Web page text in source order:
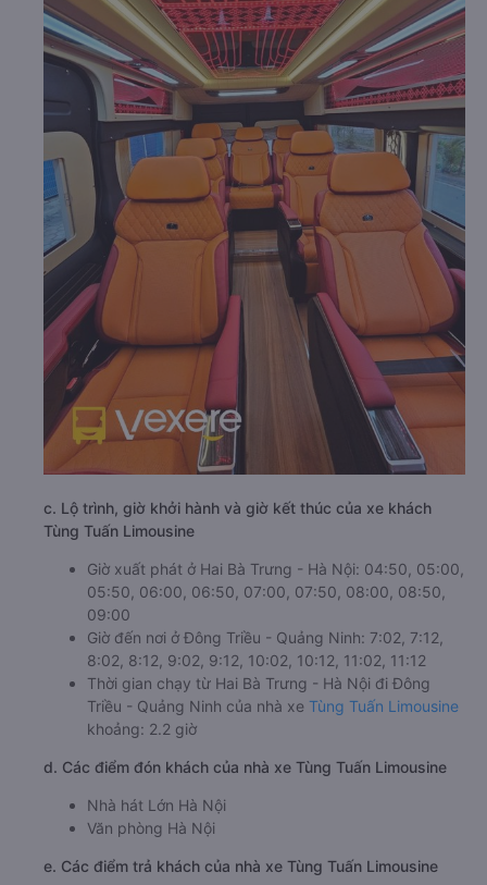
c. Lộ trình, giờ khởi hành và giờ kết thúc của xe khách
Tùng Tuấn Limousine
Giờ xuất phát ở Hai Bà Trưng - Hà Nội: 04:50, 05:00,
05:50, 06:00, 06:50, 07:00, 07:50, 08:00, 08:50,
09:00
Giờ đến nơi ở Đông Triều - Quảng Ninh: 7:02, 7:12,
8:02, 8:12, 9:02, 9:12, 10:02, 10:12, 11:02, 11:12
Thời gian chạy từ Hai Bà Trưng - Hà Nội đi Đông
Triều - Quảng Ninh của nhà xe Tùng Tuấn Limousine
khoảng: 2.2 giờ
d. Các điểm đón khách của nhà xe Tùng Tuấn Limousine
Nhà hát Lớn Hà Nội
Văn phòng Hà Nội
e. Các điểm trả khách của nhà xe Tùng Tuấn Limousine